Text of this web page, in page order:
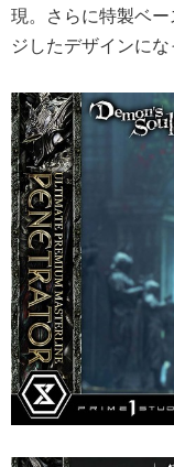
現。さらに特製ベ
ジしたデザインにな